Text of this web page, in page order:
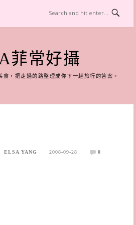
菲常好攝
，把走過的路整理成你下一趟旅行的答案。
ELSA YANG 2008-09-28 0